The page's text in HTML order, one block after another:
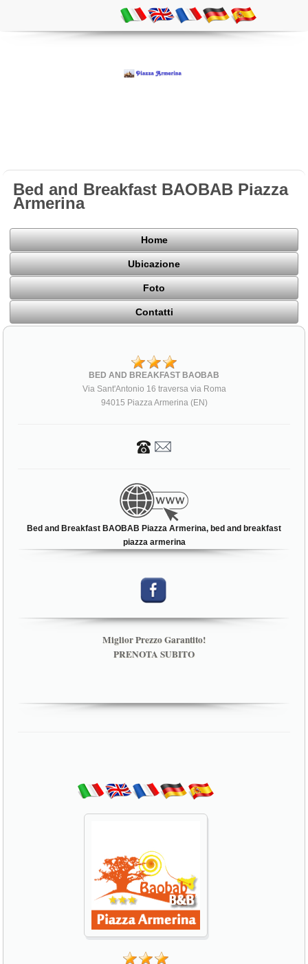
Bed and Breakfast BAOBAB Piazza
Armerina
Home
Ubicazione
Foto
Contatti
BED AND BREAKFAST BAOBAB
Via Sant'Antonio 16 traversa via Roma
94015 Piazza Armerina (EN)
Bed and Breakfast BAOBAB Piazza Armerina, bed and breakfast
piazza armerina
Miglior Prezzo Garantito!
PRENOTA SUBITO